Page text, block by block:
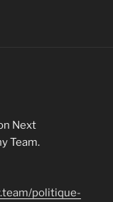
Next
Team.
politique-